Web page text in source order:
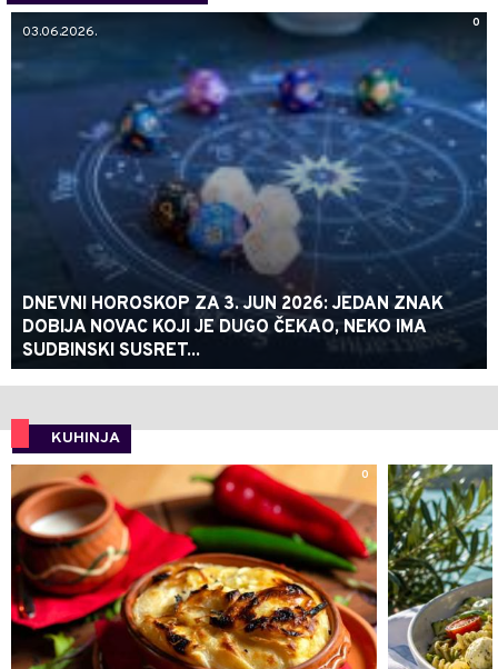
0
03.06.2026.
DNEVNI HOROSKOP ZA 3. JUN 2026: JEDAN ZNAK
DOBIJA NOVAC KOJI JE DUGO ČEKAO, NEKO IMA
SUDBINSKI SUSRET...
KUHINJA
0